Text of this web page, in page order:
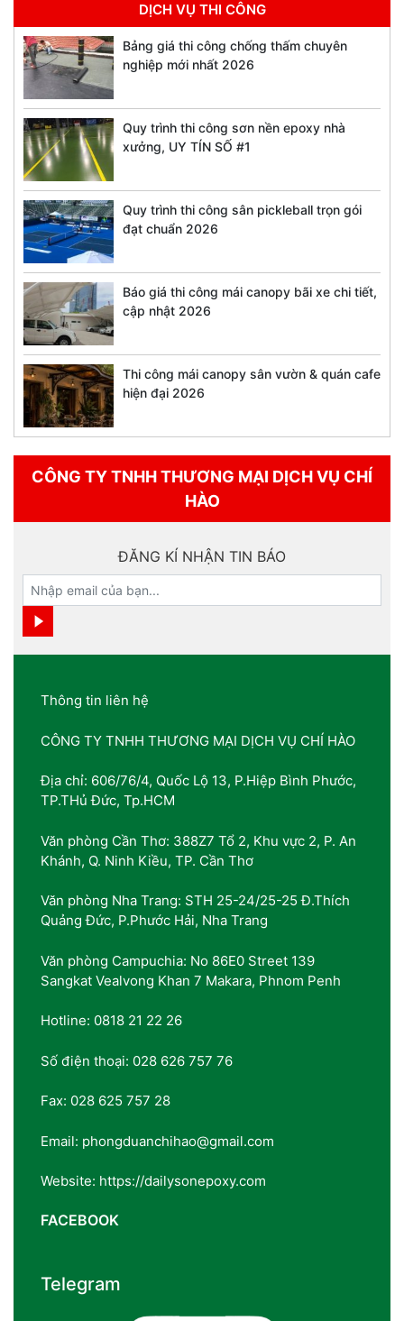
DỊCH VỤ THI CÔNG
Bảng giá thi công chống thấm chuyên
nghiệp mới nhất 2026
Quy trình thi công sơn nền epoxy nhà
xưởng, UY TÍN SỐ #1
Quy trình thi công sân pickleball trọn gói
đạt chuẩn 2026
Báo giá thi công mái canopy bãi xe chi tiết,
cập nhật 2026
Thi công mái canopy sân vườn & quán cafe
hiện đại 2026
CÔNG TY TNHH THƯƠNG MẠI DỊCH VỤ CHÍ
HÀO
ĐĂNG KÍ NHẬN TIN BÁO
Thông tin liên hệ
CÔNG TY TNHH THƯƠNG MẠI DỊCH VỤ CHÍ HÀO
Địa chỉ: 606/76/4, Quốc Lộ 13, P.Hiệp Bình Phước,
TP.THủ Đức, Tp.HCM
Văn phòng Cần Thơ: 388Z7 Tổ 2, Khu vực 2, P. An
Khánh, Q. Ninh Kiều, TP. Cần Thơ
Văn phòng Nha Trang: STH 25-24/25-25 Đ.Thích
Quảng Đức, P.Phước Hải, Nha Trang
Văn phòng Campuchia: No 86E0 Street 139
Sangkat Vealvong Khan 7 Makara, Phnom Penh
Hotline: 0818 21 22 26
Số điện thoại: 028 626 757 76
Fax: 028 625 757 28
Email: phongduanchihao@gmail.com
Website: https://dailysonepoxy.com
FACEBOOK
Telegram